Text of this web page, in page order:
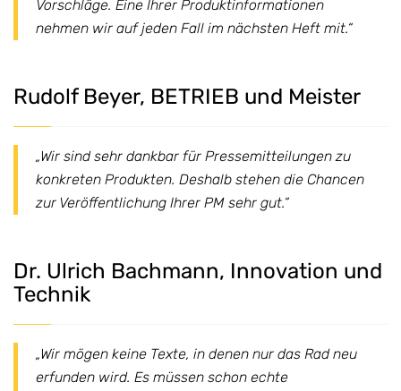
Vorschläge. Eine Ihrer Produktinformationen
nehmen wir auf jeden Fall im nächsten Heft mit.“
Rudolf Beyer, BETRIEB und Meister
„Wir sind sehr dankbar für Pressemitteilungen zu
konkreten Produkten. Deshalb stehen die Chancen
zur Veröffentlichung Ihrer PM sehr gut.“
Dr. Ulrich Bachmann, Innovation und
Technik
„Wir mögen keine Texte, in denen nur das Rad neu
erfunden wird. Es müssen schon echte